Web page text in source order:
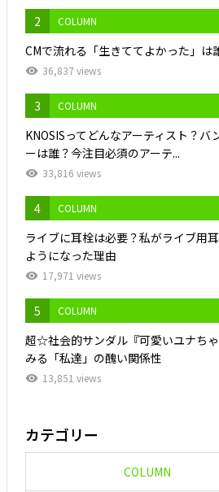
2 COLUMN
CMで流れる「生きててよかった」は
36,837 views
3 COLUMN
KNOSISってどんなアーティスト？バ
ーは誰？今注目必須のアーテ...
33,816 views
4 COLUMN
ライブに耳栓は必要？私がライブ用
ようになった理由
17,971 views
5 COLUMN
超☆社会的サンダル『可愛いユナち
みる「私達」の醜い関係性
13,851 views
カテゴリー
COLUMN